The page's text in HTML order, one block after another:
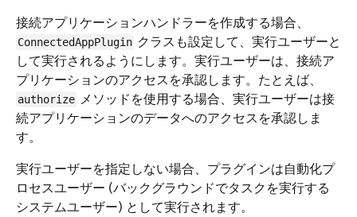
接続アプリケーションハンドラーを作成する場合、
ConnectedAppPlugin クラスも設定して、実行ユーザーと
して実行されるようにします。実行ユーザーは、接続ア
プリケーションのアクセスを承認します。たとえば、
authorize メソッドを使用する場合、実行ユーザーは接
続アプリケーションのデータへのアクセスを承認しま
す。
実行ユーザーを指定しない場合、プラグインは自動化プ
ロセスユーザー (バックグラウンドでタスクを実行する
システムユーザー) として実行されます。